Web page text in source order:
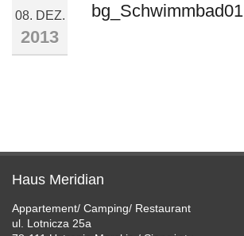
2-ZIMMER-APARTMENTS
CAMPING
ANGEBOTE
ERLEBEN
08. DEZ.
2013
bg_Schwimmbad01
Haus Meridian
Appartement/ Camping/ Restaurant
ul. Lotnicza 25a